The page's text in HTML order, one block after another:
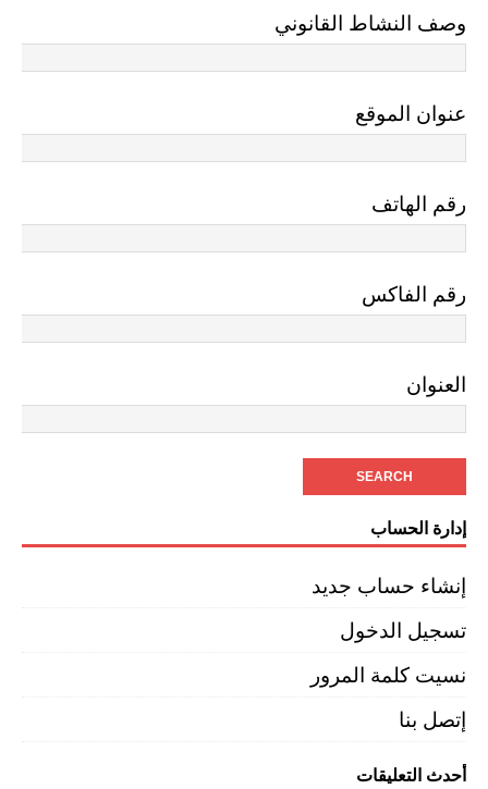
وصف النشاط القانوني
عنوان الموقع
رقم الهاتف
رقم الفاكس
العنوان
إدارة الحساب
إنشاء حساب جديد
تسجيل الدخول
نسيت كلمة المرور
إتصل بنا
أحدث التعليقات